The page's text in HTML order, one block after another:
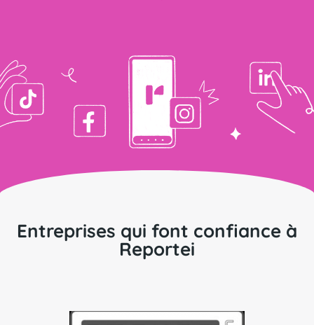
Entreprises qui font confiance à
Reportei